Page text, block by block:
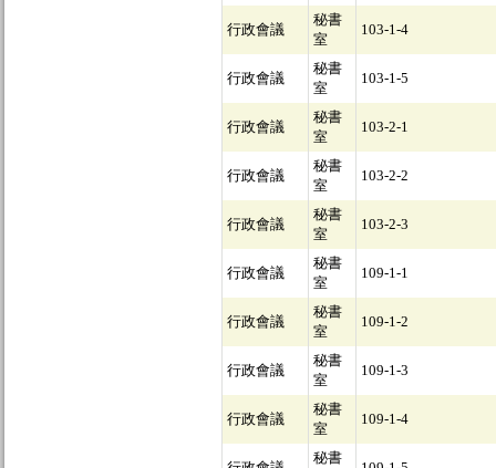
行政會議
秘書
室
103-1-4
行政會議
秘書
室
103-1-5
行政會議
秘書
室
103-2-1
行政會議
秘書
室
103-2-2
行政會議
秘書
室
103-2-3
行政會議
秘書
室
109-1-1
行政會議
秘書
室
109-1-2
行政會議
秘書
室
109-1-3
行政會議
秘書
室
109-1-4
秘書